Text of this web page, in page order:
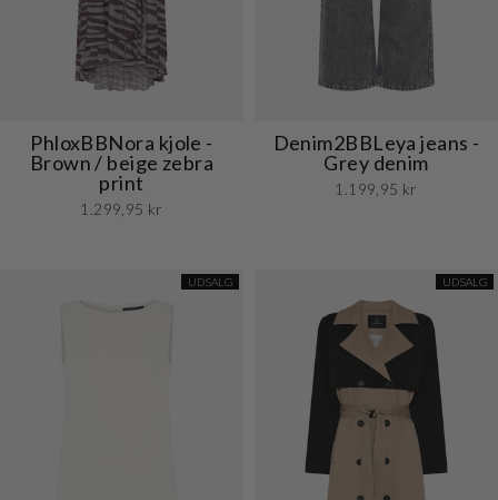
PhloxBBNora kjole -
Brown / beige zebra
print
1.299,95 kr
Denim2BBLeya jeans -
Grey denim
1.199,95 kr
UDSALG UDSALG